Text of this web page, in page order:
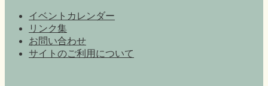
イベントカレンダー
リンク集
お問い合わせ
サイトのご利用について